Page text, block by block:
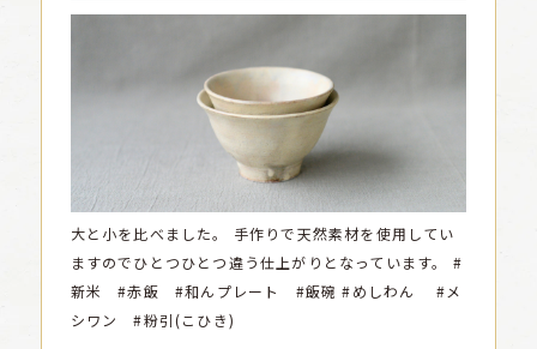
大と小を比べました。
手作りで天然素材を使用してい
ますのでひとつひとつ違う仕上がりとなっています。
#
新米 #赤飯 #和んプレート #飯碗 #めしわん #メ
シワン #粉引(こひき)